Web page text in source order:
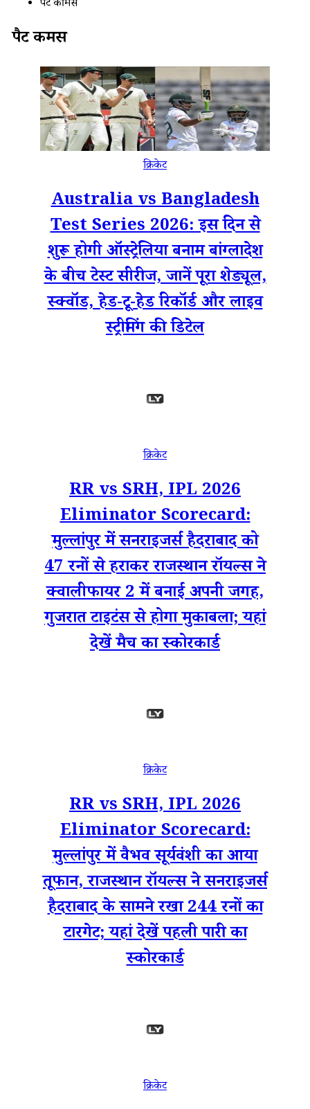
पैट कमिंस
पैट कमिंस
क्रिकेट
Australia vs Bangladesh
Test Series 2026: इस दिन से
शुरू होगी ऑस्ट्रेलिया बनाम बांग्लादेश
के बीच टेस्ट सीरीज, जानें पूरा शेड्यूल,
स्क्वॉड, हेड-टू-हेड रिकॉर्ड और लाइव
स्ट्रीमिंग की डिटेल
क्रिकेट
RR vs SRH, IPL 2026
Eliminator Scorecard:
मुल्लांपुर में सनराइजर्स हैदराबाद को
47 रनों से हराकर राजस्थान रॉयल्स ने
क्वालीफायर 2 में बनाई अपनी जगह,
गुजरात टाइटंस से होगा मुकाबला; यहां
देखें मैच का स्कोरकार्ड
क्रिकेट
RR vs SRH, IPL 2026
Eliminator Scorecard:
मुल्लांपुर में वैभव सूर्यवंशी का आया
तूफान, राजस्थान रॉयल्स ने सनराइजर्स
हैदराबाद के सामने रखा 244 रनों का
टारगेट; यहां देखें पहली पारी का
स्कोरकार्ड
क्रिकेट